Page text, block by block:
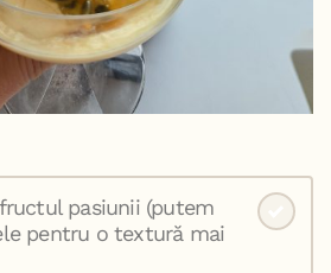
pasiunii (putem
pentru o textură mai